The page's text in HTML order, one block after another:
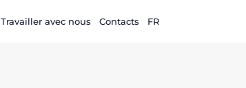
Travailler avec nous Contacts FR